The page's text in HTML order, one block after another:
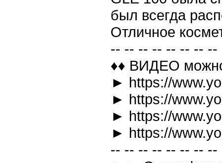
был всегда
Отличное
-- -- -- -- -- -- --
♦♦ ВИДЕО
► https://
► https://
► https://
► https://
-- -- -- -- -- -- --